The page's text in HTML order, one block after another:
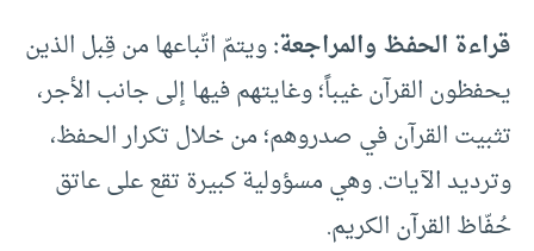
قراءة الحفظ والمراجعة:ويتمّ اتّباعها من قِبل الذين
يحفظون القرآن غيباً؛ وغايتهم فيها إلى جانب الأجر،
تثبيت القرآن في صدروهم؛ من خلال تكرار الحفظ،
وترديد الآيات. وهي مسؤولية كبيرة تقع على عاتق
حُفّاظ القرآن الكريم.